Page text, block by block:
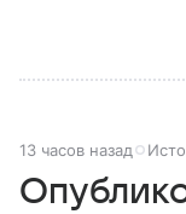
13 часов назад